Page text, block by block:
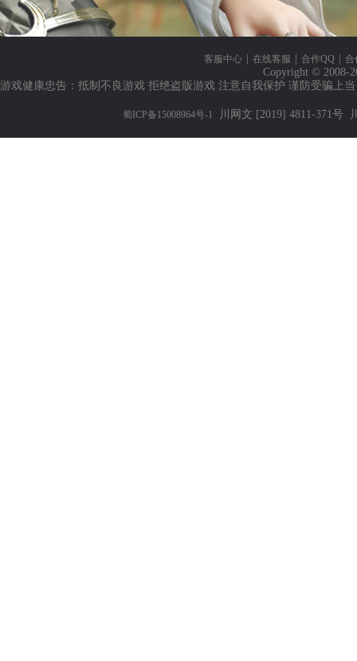
客服中心 在线客服 合作QQ 合
Copyright © 2008-
游戏健康忠告：抵制不良游戏 拒绝盗版游戏 注意自我保护 谨防受骗上
蜀ICP备15008964号-1 川网文 [2019] 4811-371号